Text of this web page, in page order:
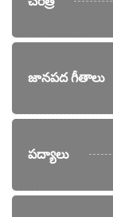
జానపద గీతాలు
పద్యాలు